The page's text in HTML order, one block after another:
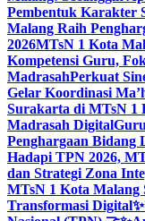
Pembentuk Karakter
Malang Raih
2026MTsN 1 Kota
Kompetensi Guru,
MadrasahPerkuat
Gelar Koordinasi
Surakarta di MTsN 1
Madrasah Digital
Penghargaan Bidang
Hadapi TPN 2026,
dan Strategi Zona
MTsN 1 Kota Malang
Transformasi Digital